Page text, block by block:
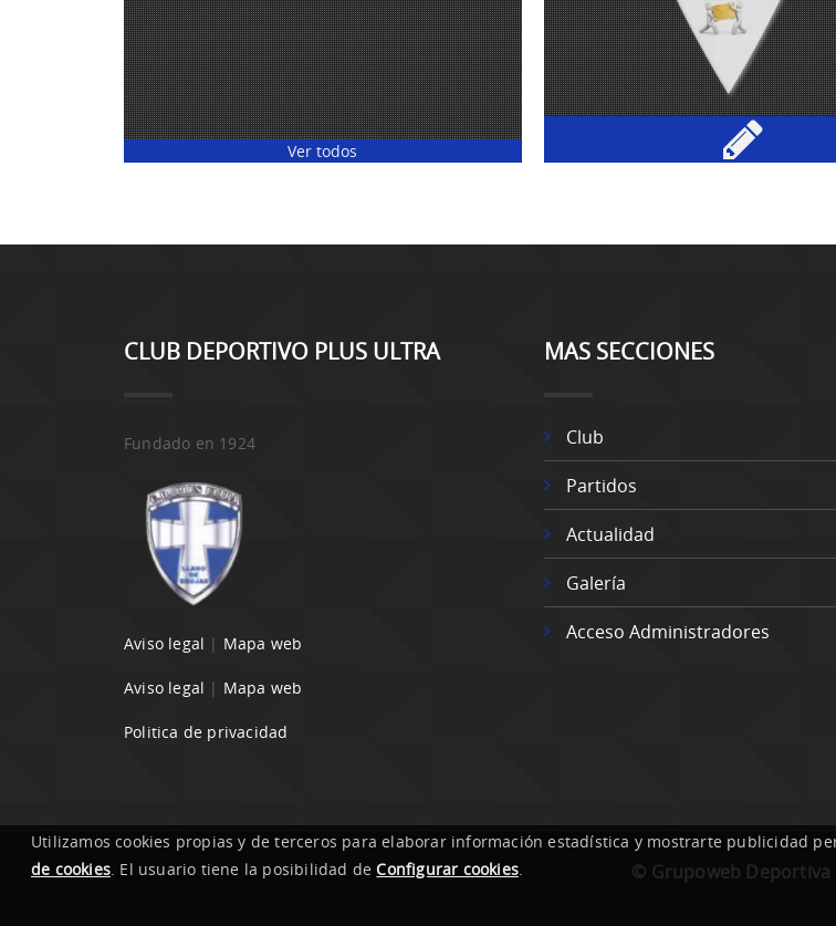
Ver todos
CLUB DEPORTIVO PLUS ULTRA
Fundado en 1924
Aviso legal | Mapa web
Aviso legal | Mapa web
Politica de privacidad
MAS SECCIONES
Club
Partidos
Actualidad
Galería
Acceso Administradores
© Grupoweb Deportiva
Utilizamos cookies propias y de terceros para elaborar información estadística y mostrarte publicidad
de cookies. El usuario tiene la posibilidad deConfigurar cookies.